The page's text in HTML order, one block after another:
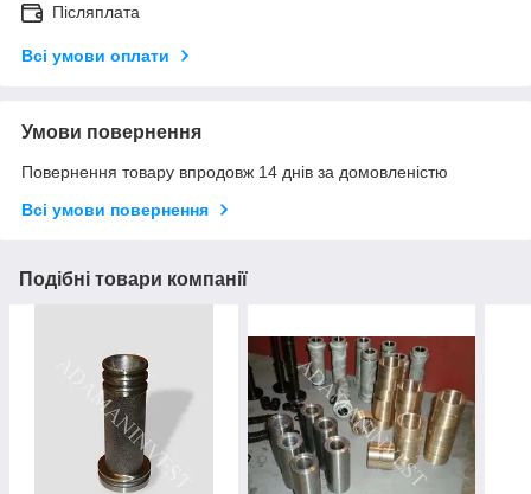
Післяплата
Всі умови оплати
Умови повернення
Повернення товару впродовж 14 днів за домовленістю
Всі умови повернення
Подібні товари компанії